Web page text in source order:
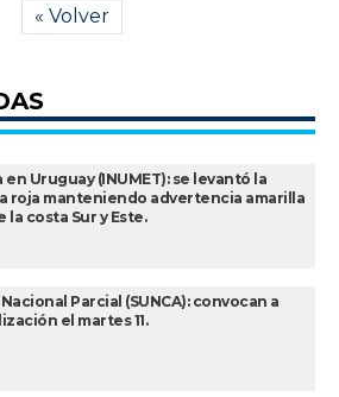
« Volver
en Uruguay (INUMET): se levantó la
roja manteniendo advertencia amarilla
la costa Sur y Este.
Parcial (SUNCA): convocan a
el martes 11.